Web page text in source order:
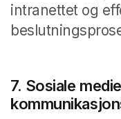
intranettet og
7. Sosiale